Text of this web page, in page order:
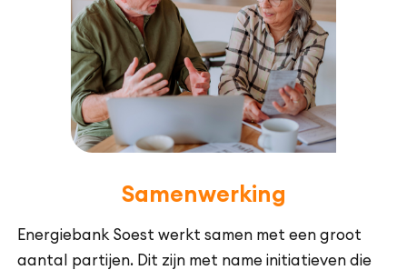
Samenwerking
Energiebank Soest werkt samen met een groot
aantal partijen. Dit zijn met name initiatieven die